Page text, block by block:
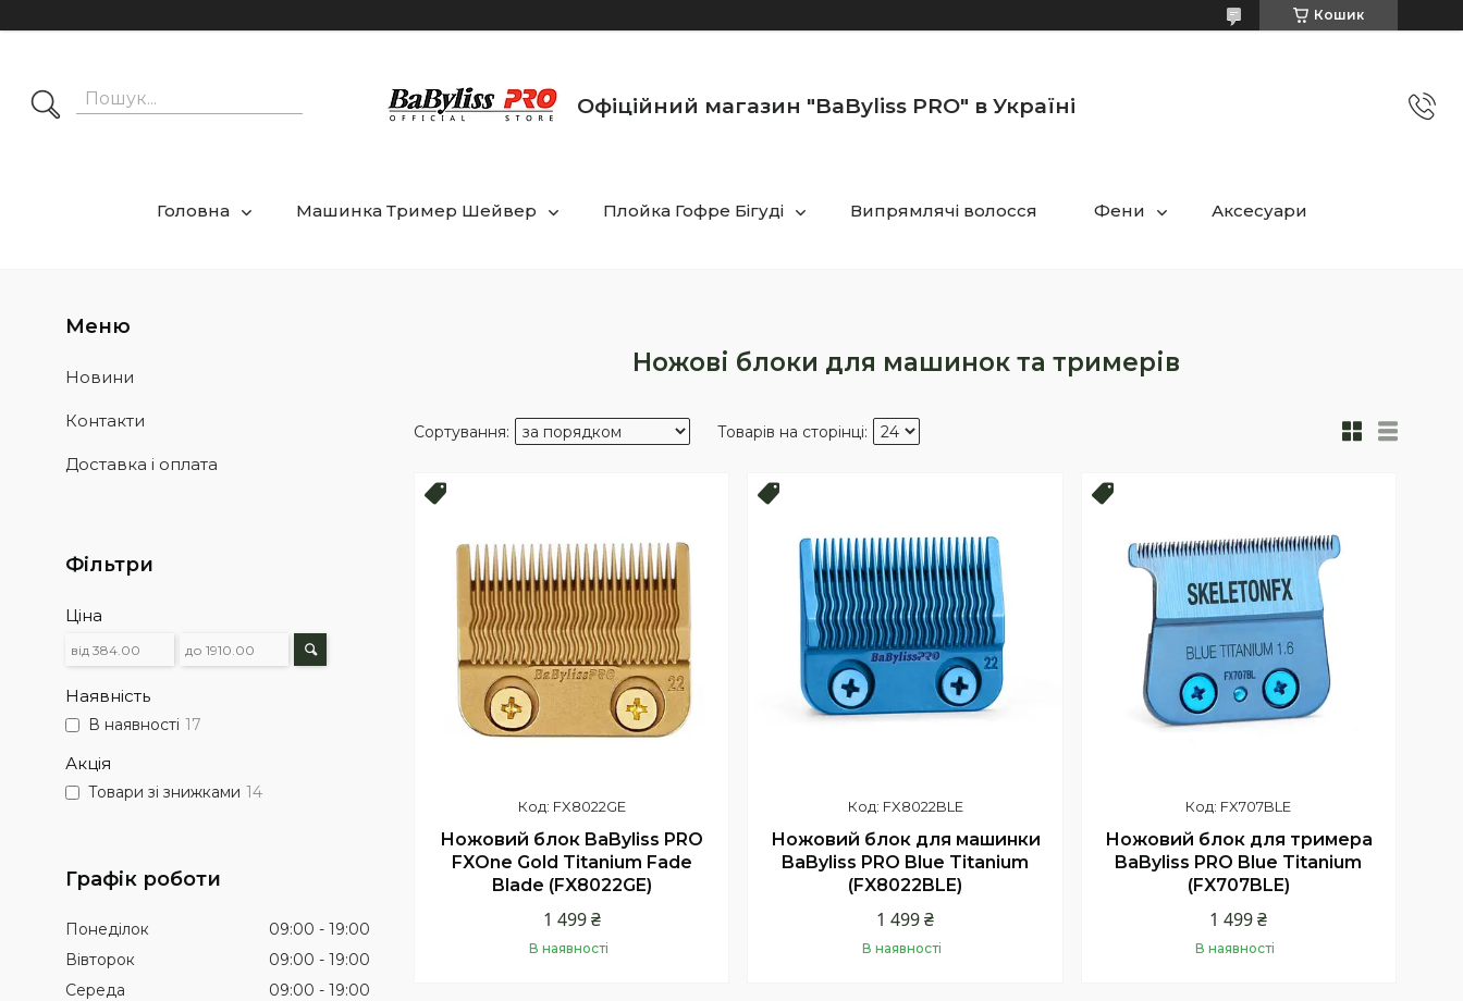
Кошик
Офіційний магазин "BaByliss PRO" в Україні
Головна Машинка Тример Шейвер Плойка Гофре Бігуді Випрямлячі волосся Фени Аксесуари
Ножові блоки для машинок та тримерів
FX8022GE
Ножовий блок BaByliss PRO
FXOne Gold Titanium Fade
Blade (FX8022GE)
1 499 ₴
В наявності
FX8022BLE
Ножовий блок для машинки
BaByliss PRO Blue Titanium
(FX8022BLE)
1 499 ₴
В наявності
FX707BLE
Ножовий блок для тримера
BaByliss PRO Blue Titanium
(FX707BLE)
1 499 ₴
В наявності
Новини
Контакти
Доставка і оплата
Фільтри
Ціна
Наявність
В наявності 17
Акція
Товари зі знижками 14
Графік роботи
Понеділок 09:00
19:00
Вівторок
09:00
19:00
Середа
09:00
19:00